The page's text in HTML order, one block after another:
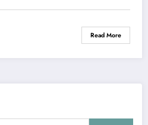
Read More